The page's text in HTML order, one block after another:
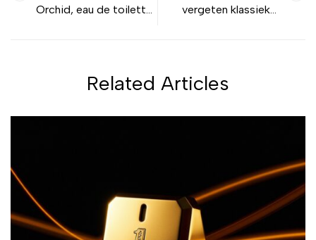
Orchid, eau de toilette
vergeten klassieker
Related Articles